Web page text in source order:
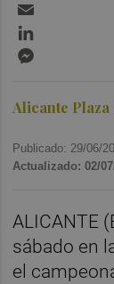
Alicante Plaza
Publicado: 29/06/
Actualizado: 02/
ALICANTE
sábado en
el